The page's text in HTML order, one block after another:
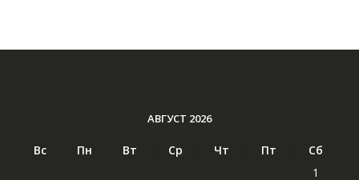
АВГУСТ 2026
Вс Пн Вт Ср Чт Пт
Сб
1